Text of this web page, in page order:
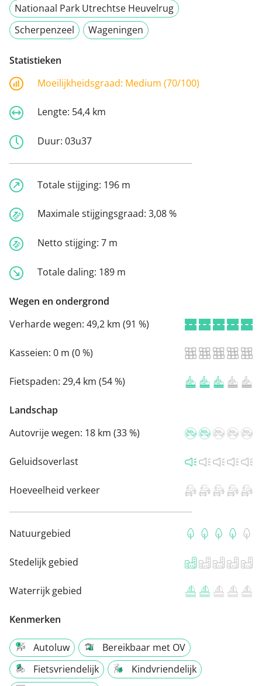
Nationaal Park Utrechtse Heuvelrug
Scherpenzeel
Wageningen
Statistieken
Moeilijkheidsgraad: Medium (70/100)
Lengte: 54,4 km
Duur: 03u37
Totale stijging: 196 m
Maximale stijgingsgraad: 3,08 %
Netto stijging: 7 m
Totale daling: 189 m
Wegen en ondergrond
Verharde wegen: 49,2 km (91 %)
Kasseien: 0 m (0 %)
Fietspaden: 29,4 km (54 %)
Landschap
Autovrije wegen: 18 km (33 %)
Geluidsoverlast
Hoeveelheid verkeer
Natuurgebied
Stedelijk gebied
Waterrijk gebied
Kenmerken
Autoluw
Bereikbaar met OV
Fietsvriendelijk
Kindvriendelijk